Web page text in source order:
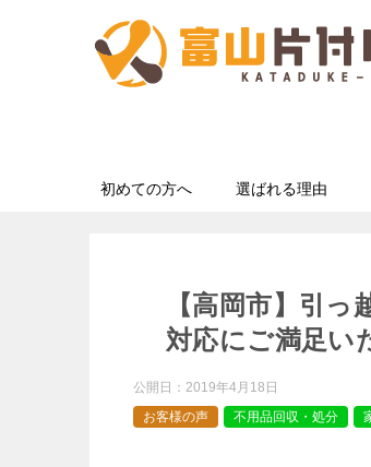
初めての方へ 選ばれる理由
【高岡市】引
対応にご満足い
公開日： 2019年4月18日
お客様の声
不用品回収・処分